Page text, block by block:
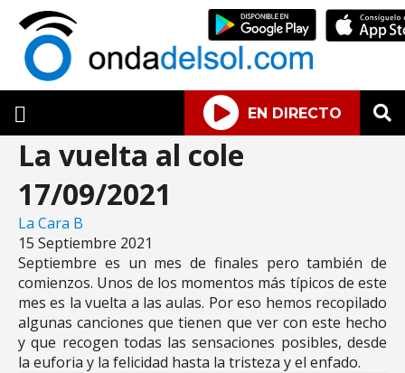
EN DIRECTO
La vuelta al cole
17/09/2021
La Cara B
15 Septiembre 2021
Septiembre es un mes de finales pero también de
comienzos. Unos de los momentos más típicos de este
mes es la vuelta a las aulas. Por eso hemos recopilado
algunas canciones que tienen que ver con este hecho
y que recogen todas las sensaciones posibles, desde
la euforia y la felicidad hasta la tristeza y el enfado.